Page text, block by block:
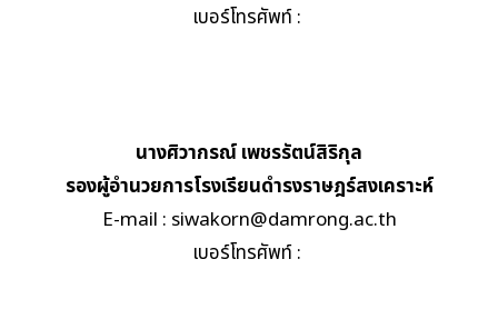
เบอร์โทรศัพท์ :
นางศิวากรณ์ เพชรรัตน์สิริกุล
รองผู้อำนวยการโรงเรียนดำรงราษฎร์สงเคราะห์
E-mail : siwakorn@damrong.ac.th
เบอร์โทรศัพท์ :